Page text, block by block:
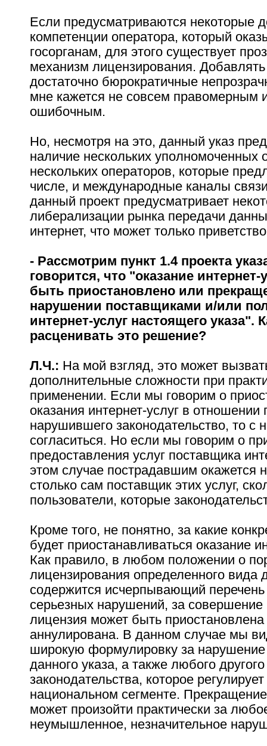
Если предусматриваются некоторые
компетенции оператора, который
госорганам, для этого существует
механизм лицензирования.
достаточно бюрократичные
мне кажется не совсем правомерным и
ошибочным.
Но, несмотря на это, данный указ
наличие нескольких уполномоченных
нескольких операторов, которые
числе, и международные каналы
данный проект предусматривает
либерализации рынка передачи
интернет, что может только
- Рассмотрим пункт 1.4 проекта
говорится, что "оказание интернет-
быть приостановлено или
нарушении поставщиками и/или
интернет-услуг настоящего указа".
расценивать это решение?
Л.Ч.: На мой взгляд, это может
дополнительные сложности при
применении. Если мы говорим о
оказания интернет-услуг в отношении
нарушившего законодательство, то с
согласиться. Но если мы говорим о
предоставления услуг поставщика
этом случае пострадавшим окажется
столько сам поставщик этих услуг,
пользователи, которые
Кроме того, не понятно, за какие
будет приостанавливаться оказание
Как правило, в любом положении о
лицензирования определенного вида
содержится исчерпывающий
серьезных нарушений, за совершение
лицензия может быть
аннулирована. В данном случае мы
широкую формулировку за нарушение
данного указа, а также любого другого
законодательства, которое
национальном сегменте. Прекращение
может произойти практически за
неумышленное, незначительное